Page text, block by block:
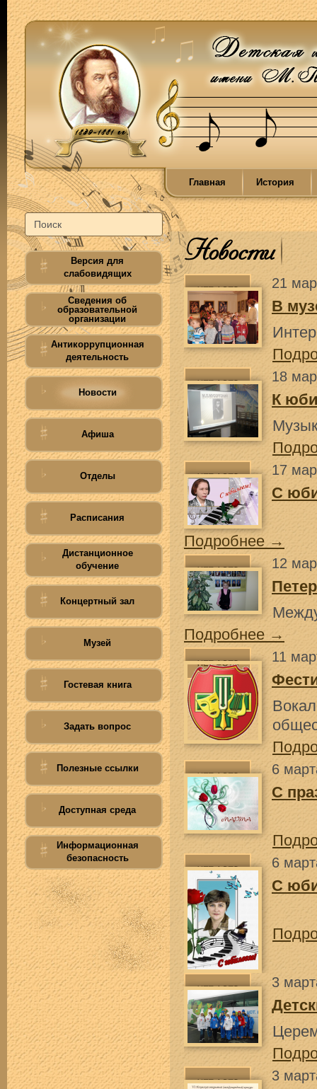
Главная История
Версия для
слабовидящих
Сведения об
образовательной
организации
Антикоррупционная
деятельность
Новости
Афиша
Отделы
Расписания
Дистанционное
обучение
Концертный зал
Музей
Гостевая книга
Задать вопрос
Полезные ссылки
Доступная среда
Информационная
безопасность
Новости
21
В
18
К
17
С
Подробнее →
12
Подробнее →
11
6
С
6
С
3
3